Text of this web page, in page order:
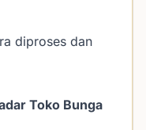
diproses dan
Toko Bunga